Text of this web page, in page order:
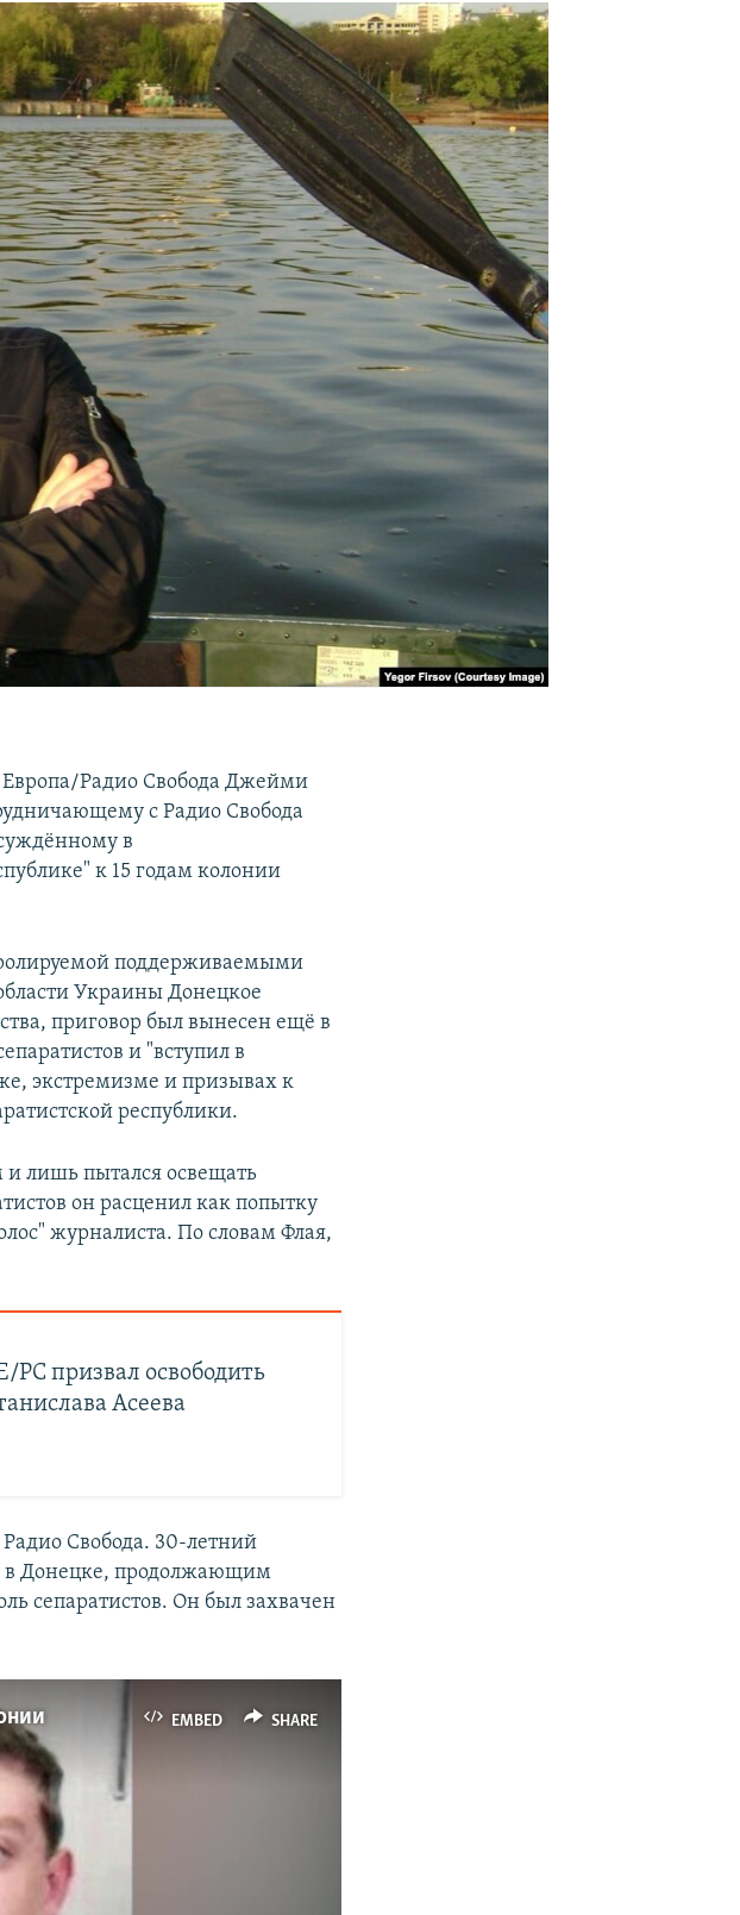
Радио Свобода Джейми
с Радио Свобода
в
к 15 годам колонии
поддерживаемыми
Украины Донецкое
приговор был вынесен ещё в
и "вступил в
экстремизме и призывах к
республики.
и лишь пытался освещать
он расценил как попытку
журналиста. По словам Флая,
РC призвал освободить
Асеева
Свобода. 30-летний
в Донецке, продолжающим
сепаратистов. Он был захвачен
EMBED SHARE
available